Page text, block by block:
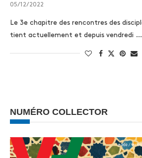
05/12/2022
Le 3e chapitre des rencontres des
tient actuellement et depuis vendredi …
NUMÉRO COLLECTOR